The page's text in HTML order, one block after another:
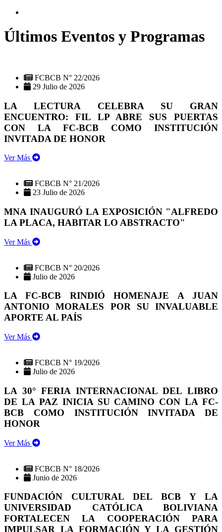
Últimos Eventos y Programas
FCBCB N° 22/2026
29 Julio de 2026
LA LECTURA CELEBRA SU GRAN
ENCUENTRO: FIL LP ABRE SUS PUERTAS
CON LA FC-BCB COMO INSTITUCIÓN
INVITADA DE HONOR
Ver Más
FCBCB N° 21/2026
23 Julio de 2026
MNA INAUGURÓ LA EXPOSICIÓN "ALFREDO
LA PLACA, HABITAR LO ABSTRACTO"
Ver Más
FCBCB N° 20/2026
Julio de 2026
LA FC-BCB RINDIÓ HOMENAJE A JUAN
ANTONIO MORALES POR SU INVALUABLE
APORTE AL PAÍS
Ver Más
FCBCB N° 19/2026
Julio de 2026
LA 30° FERIA INTERNACIONAL DEL LIBRO
DE LA PAZ INICIA SU CAMINO CON LA FC-
BCB COMO INSTITUCIÓN INVITADA DE
HONOR
Ver Más
FCBCB N° 18/2026
Junio de 2026
FUNDACIÓN CULTURAL DEL BCB Y LA
UNIVERSIDAD CATÓLICA BOLIVIANA
FORTALECEN LA COOPERACIÓN PARA
IMPULSAR LA FORMACIÓN Y LA GESTIÓN